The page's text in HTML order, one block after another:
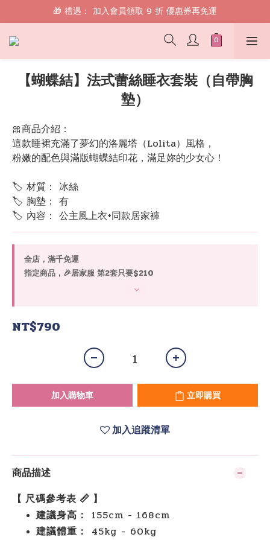
🎁 禮遇： 加入會員領取 9 折 優惠券再免運
🎁 禮遇： 加入會員領取 9 折 優惠券再免運
📱 綁定 LINE 好友，現領 $100 購物金！
🎁 禮遇： 加入會員領取 9 折 優惠券再免運
【蝴蝶結】法式蕾絲睡衣套裝（自帶胸
墊）
🎀商品介紹：
這款睡裙充滿了夢幻的洛麗塔（Lolita）風格，
粉嫩的配色與滿版蝴蝶結印花，滿足妳的少女心！
🏷 材質： 冰絲
🏷 胸墊： 有
🏷 內容： 公主風上衣+同款居家褲
全店，滿千免運
指定商品，🎉居家服 第2套只要$210
NT$790
加入購物車 立即購買
加入追蹤清單
商品描述
【 尺碼參考表 📏 】
建議身高： 155cm - 168cm
建議體重： 45kg - 60kg